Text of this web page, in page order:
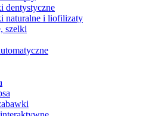
dentystyczne
naturalne i liofilizaty
szelki